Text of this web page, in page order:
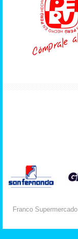
Franco Supermercado